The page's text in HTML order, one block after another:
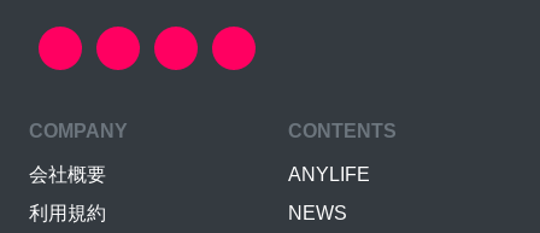
COMPANY
会社概要
利用規約
CONTENTS
ANYLIFE
NEWS